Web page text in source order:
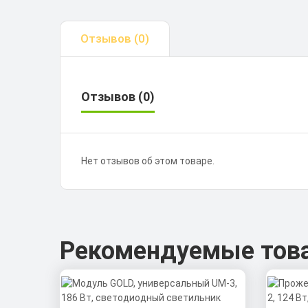
Отзывов (0)
Отзывов (0)
Нет отзывов об этом товаре.
Рекомендуемые